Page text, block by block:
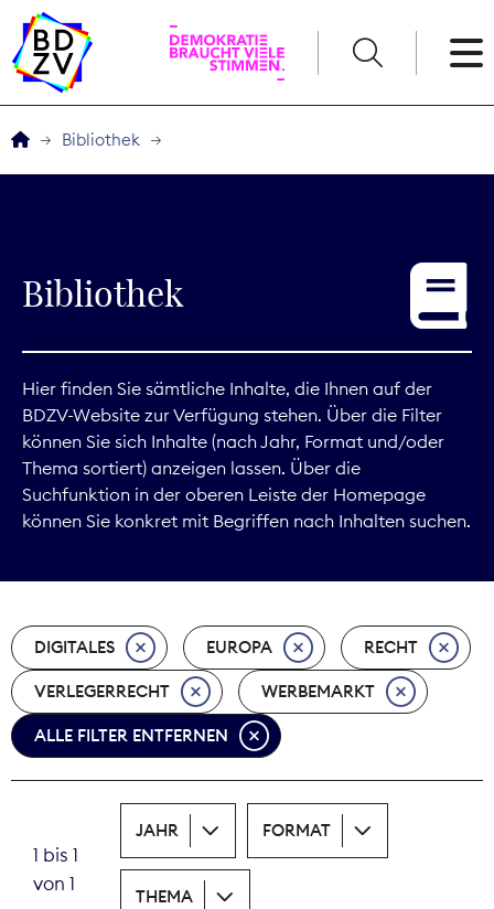
Service
Digitales
Kommunikation
Marktdaten
Nachhaltigkeit
Nachwuchs
Nova Award
Print
Bibliothek
Bibliothek
Hier finden Sie sämtliche Inhalte, die Ihnen auf der
BDZV-Website zur Verfügung stehen. Über die Filter
können Sie sich Inhalte (nach Jahr, Format und/oder
Thema sortiert) anzeigen lassen. Über die
Suchfunktion in der oberen Leiste der Homepage
können Sie konkret mit Begriffen nach Inhalten suchen.
DIGITALES EUROPA RECHT
VERLEGERRECHT WERBEMARKT
ALLE FILTER ENTFERNEN
1 bis 1
von 1
JAHR FORMAT
THEMA